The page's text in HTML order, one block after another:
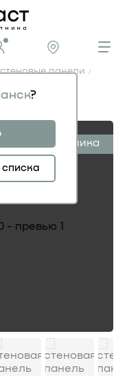
?
списка
стеновые панели
280
симплика